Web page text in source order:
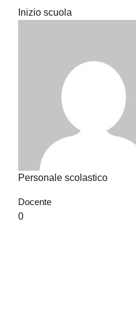
Inizio scuola
Personale scolastico
Docente
0